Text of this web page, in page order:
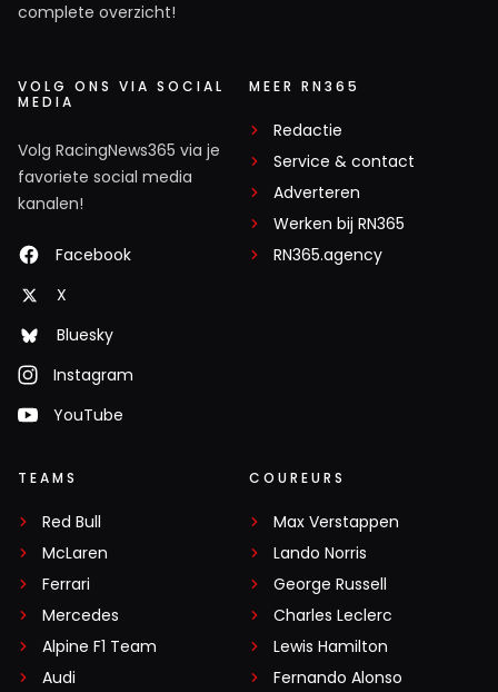
complete overzicht!
VOLG ONS VIA SOCIAL
MEDIA
Volg RacingNews365 via je
favoriete social media
kanalen!
Facebook
X
Bluesky
Instagram
YouTube
MEER RN365
Redactie
Service & contact
Adverteren
Werken bij RN365
RN365.agency
TEAMS
Red Bull
McLaren
Ferrari
Mercedes
Alpine F1 Team
Audi
COUREURS
Max Verstappen
Lando Norris
George Russell
Charles Leclerc
Lewis Hamilton
Fernando Alonso